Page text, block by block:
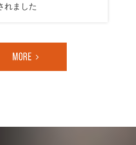
れました